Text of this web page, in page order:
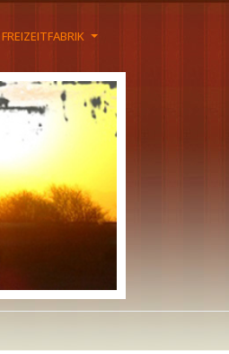
FREIZEITFABRIK